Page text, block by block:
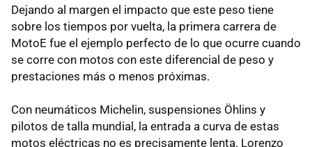
Dejando al margen el impacto que este peso tiene
sobre los tiempos por vuelta, la primera carrera de
MotoE fue el ejemplo perfecto de lo que ocurre cuando
se corre con motos con este diferencial de peso y
prestaciones más o menos próximas.
Con neumáticos Michelin, suspensiones Öhlins y
pilotos de talla mundial, la entrada a curva de estas
motos eléctricas no es precisamente lenta. Lorenzo